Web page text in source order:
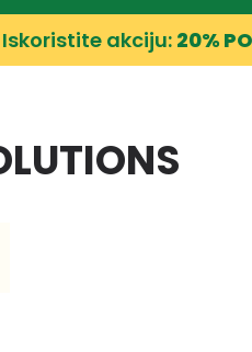
Iskoristite akciju: 20%